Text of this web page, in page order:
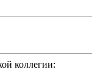
коллегии: